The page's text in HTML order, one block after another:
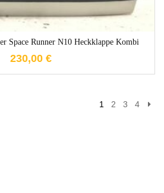
Space Runner N10 Heckklappe Kombi
230,00 €
1 2 3 4